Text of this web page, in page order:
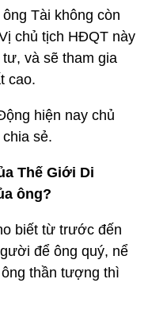
Tài không còn
chủ tịch HĐQT này
và sẽ tham gia
cao.
hiện nay chủ
sẻ.
Thế Giới Di
ông?
biết từ trước đến
để ông quý, nể
thần tượng thì